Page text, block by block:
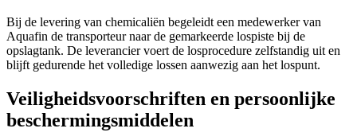
Bij de levering van chemicaliën begeleidt een medewerker van
Aquafin de transporteur naar de gemarkeerde lospiste bij de
opslagtank. De leverancier voert de losprocedure zelfstandig uit en
blijft gedurende het volledige lossen aanwezig aan het lospunt.
Veiligheidsvoorschriften en persoonlijke
beschermingsmiddelen